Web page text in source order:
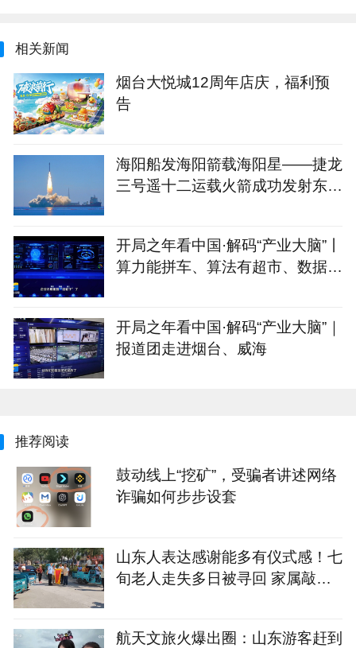
相关新闻
烟台大悦城12周年店庆，福利预
告
海阳船发海阳箭载海阳星——捷龙
三号遥十二运载火箭成功发射东方
开局之年看中国·解码“产业大脑”丨
算力能拼车、算法有超市、数据不
开局之年看中国·解码“产业大脑”｜
报道团走进烟台、威海
推荐阅读
鼓动线上“挖矿”，受骗者讲述网络
诈骗如何步步设套
山东人表达感谢能多有仪式感！七
旬老人走失多日被寻回 家属敲锣
航天文旅火爆出圈：山东游客赶到